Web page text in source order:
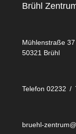
Brühl
Mühlenstraße 37
50321 Brühl
Telefon 02232 /
bruehl-